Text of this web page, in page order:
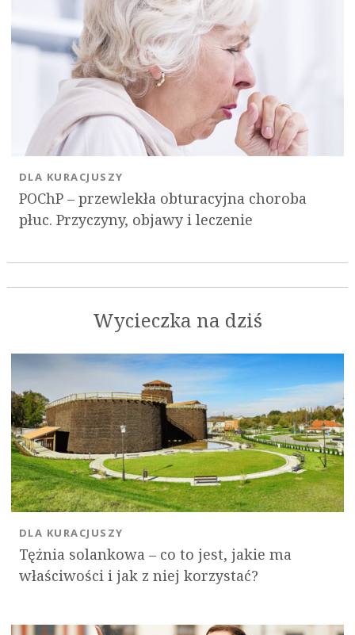
POChP – przewlekła obturacyjna choroba
płuc. Przyczyny, objawy i leczenie
DLA KURACJUSZY
Wycieczka na dziś
Tężnia solankowa – co to jest, jakie ma
właściwości i jak z niej korzystać?
DLA KURACJUSZY